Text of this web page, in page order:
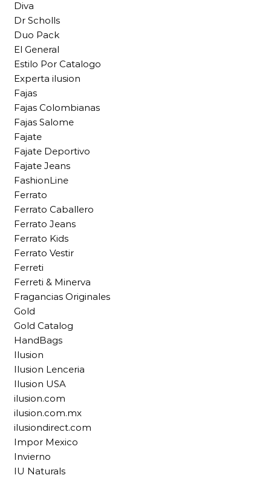
Diva
Dr Scholls
Duo Pack
El General
Estilo Por Catalogo
Experta ilusion
Fajas
Fajas Colombianas
Fajas Salome
Fajate
Fajate Deportivo
Fajate Jeans
FashionLine
Ferrato
Ferrato Caballero
Ferrato Jeans
Ferrato Kids
Ferrato Vestir
Ferreti
Ferreti & Minerva
Fragancias Originales
Gold
Gold Catalog
HandBags
Ilusion
Ilusion Lenceria
Ilusion USA
ilusion.com
ilusion.com.mx
ilusiondirect.com
Impor Mexico
Invierno
IU Naturals